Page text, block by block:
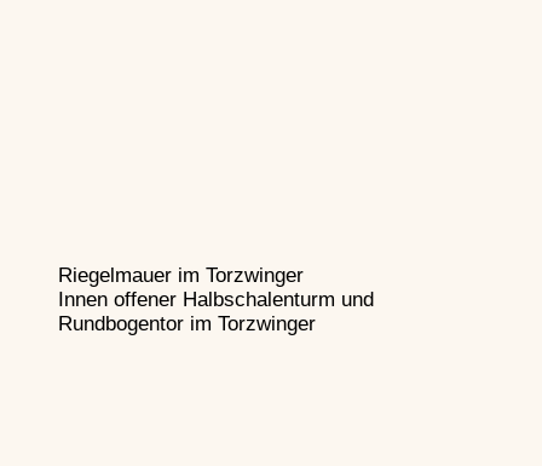
Riegelmauer im Torzwinger
Innen offener Halbschalenturm und
Rundbogentor im Torzwinger